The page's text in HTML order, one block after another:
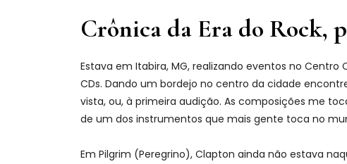
Crônica da Era do Rock,
Estava em Itabira, MG, realizando eventos no
CDs. Dando um bordejo no centro da cidade
vista, ou, à primeira audição. As composições me
de um dos instrumentos que mais gente toca no
Em Pilgrim (Peregrino), Clapton ainda não estava